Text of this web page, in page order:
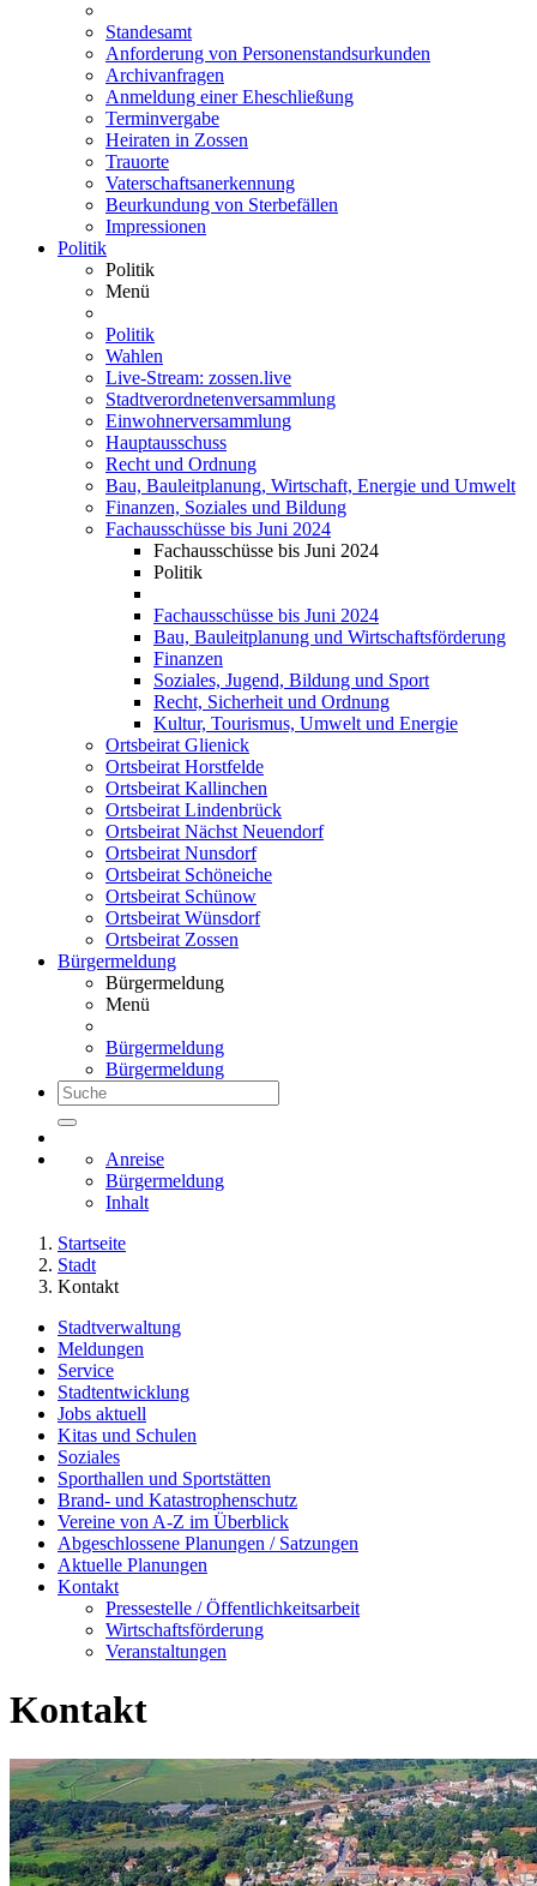
Standesamt
Anforderung von Personenstandsurkunden
Archivanfragen
Anmeldung einer Eheschließung
Terminvergabe
Heiraten in Zossen
Trauorte
Vaterschaftsanerkennung
Beurkundung von Sterbefällen
Impressionen
Politik
Politik
Menü
Politik
Wahlen
Live-Stream: zossen.live
Stadtverordnetenversammlung
Einwohnerversammlung
Hauptausschuss
Recht und Ordnung
Bau, Bauleitplanung, Wirtschaft, Energie und Umwelt
Finanzen, Soziales und Bildung
Fachausschüsse bis Juni 2024
Fachausschüsse bis Juni 2024
Politik
Fachausschüsse bis Juni 2024
Bau, Bauleitplanung und Wirtschaftsförderung
Finanzen
Soziales, Jugend, Bildung und Sport
Recht, Sicherheit und Ordnung
Kultur, Tourismus, Umwelt und Energie
Ortsbeirat Glienick
Ortsbeirat Horstfelde
Ortsbeirat Kallinchen
Ortsbeirat Lindenbrück
Ortsbeirat Nächst Neuendorf
Ortsbeirat Nunsdorf
Ortsbeirat Schöneiche
Ortsbeirat Schünow
Ortsbeirat Wünsdorf
Ortsbeirat Zossen
Bürgermeldung
Bürgermeldung
Menü
Bürgermeldung
Bürgermeldung
Anreise
Bürgermeldung
Inhalt
Startseite
Stadt
Kontakt
Stadtverwaltung
Meldungen
Service
Stadtentwicklung
Jobs aktuell
Kitas und Schulen
Soziales
Sporthallen und Sportstätten
Brand- und Katastrophenschutz
Vereine von A-Z im Überblick
Abgeschlossene Planungen / Satzungen
Aktuelle Planungen
Kontakt
Pressestelle / Öffentlichkeitsarbeit
Wirtschaftsförderung
Veranstaltungen
Kontakt